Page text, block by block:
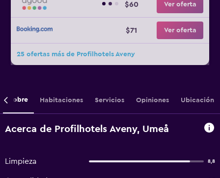
$60 Ver oferta
$71 Ver oferta
25 ofertas más de Profilhotels Aveny
Sobre Habitaciones Servicios Opiniones Ubicación
Acerca de Profilhotels Aveny, Umeå
Limpieza 8,8